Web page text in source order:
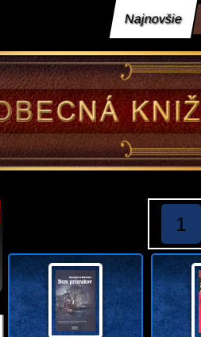
Najnovšie
1